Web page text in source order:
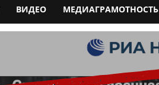
ВИДЕО МЕДИАГРАМОТНОСТЬ